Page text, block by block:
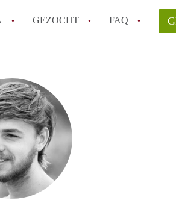
GEZOCHT FAQ
Hoe werkt Appartement Groningen
Hoeveel kost het om te reageren op een
How to translate AppartementGroningen?
Wat is AppartementenGroningen?
Wat is de privacyverklaring van
Alle veelgestelde vragen